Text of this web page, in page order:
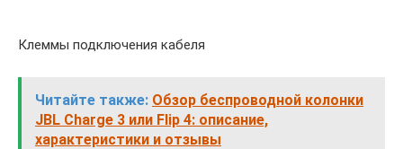
Клеммы подключения кабеля
Читайте также: Обзор беспроводной колонки
JBL Charge 3 или Flip 4: описание,
характеристики и отзывы